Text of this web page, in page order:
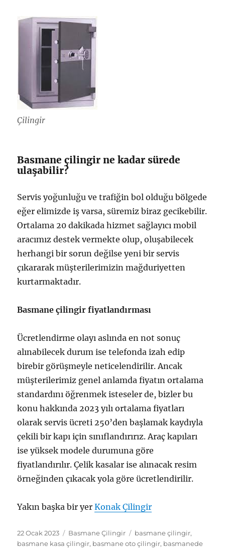
Çilingir
Basmane çilingir ne kadar sürede
ulaşabilir?
Servis yoğunluğu ve trafiğin bol olduğu bölgede
eğer elimizde iş varsa, süremiz biraz gecikebilir.
Ortalama 20 dakikada hizmet sağlayıcı mobil
aracımız destek vermekte olup, oluşabilecek
herhangi bir sorun değilse yeni bir servis
çıkararak müşterilerimizin mağduriyetten
kurtarmaktadır.
Basmane çilingir fiyatlandırması
Ücretlendirme olayı aslında en not sonuç
alınabilecek durum ise telefonda izah edip
birebir görüşmeyle neticelendirilir. Ancak
müşterilerimiz genel anlamda fiyatın ortalama
standardını öğrenmek isteseler de, bizler bu
konu hakkında 2023 yılı ortalama fiyatları
olarak servis ücreti 250’den başlamak kaydıyla
çekili bir kapı için sınıflandırırız. Araç kapıları
ise yüksek modele durumuna göre
fiyatlandırılır. Çelik kasalar ise alınacak resim
örneğinden çıkacak yola göre ücretlendirilir.
Yakın başka bir yerKonak Çilingir
Yayın
tarihi
22 Ocak 2023 Kategoriler
Basmane Çilingir Etiketler
basmane çilingir,
basmane kasa çilingir, basmane oto çilingir, basmanede